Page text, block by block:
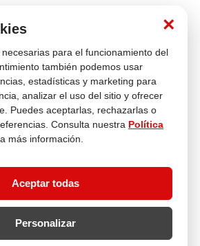
×
para el funcionamiento del
también podemos usar
estadísticas y marketing para
analizar el uso del sitio y ofrecer
Puedes aceptarlas, rechazarlas o
Consulta nuestra Política
más información.
Aceptar todas
Personalizar